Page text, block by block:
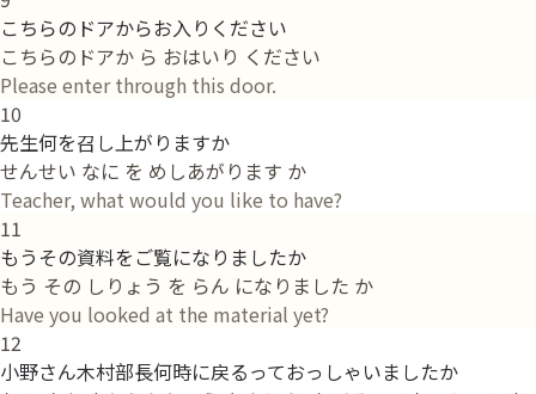
こちらのドアからお入りください
こちらのドアか ら おはいり ください
Please enter through this door.
10
先生何を召し上がりますか
せんせい なに を めしあがります か
Teacher, what would you like to have?
11
もうその資料をご覧になりましたか
もう その しりょう を らん になりました か
Have you looked at the material yet?
12
小野さん木村部長何時に戻るっておっしゃいましたか